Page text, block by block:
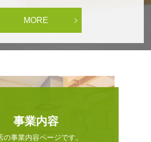
MORE
事業内容
の事業内容ページです。